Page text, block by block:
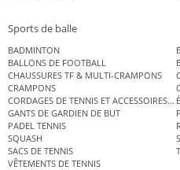
Sports de balle
BADMINTON
BALLONS DE FOOTBALL
CHAUSSURES TF & MULTI-CRAMPONS
CRAMPONS
CORDAGES DE TENNIS ET ACCESSOIRES
GANTS DE GARDIEN DE BUT
PADEL TENNIS
SQUASH
SACS DE TENNIS
VÊTEMENTS DE TENNIS